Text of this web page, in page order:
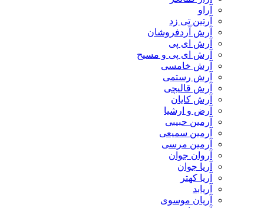
آراو
آرتین تی زد
آرش آردفروشان
آرش ای پی
آرش ای پی و مسیح
آرش خامسی
آرش رستمی
آرش قالیچی
آرش کایان
​آرض و ارشیا
آرمین حبیبی
آرمین سمیعی
آرمین مرسی
آروان جوان
آریا جوان
آریا کهتر
آریابد
آریان موسوی